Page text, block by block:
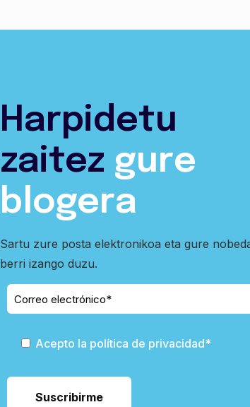
Harpidetu
zaitez gure
blogera
Sartu zure posta elektronikoa eta gure
berri izango duzu.
Acepto la política de privacidad*